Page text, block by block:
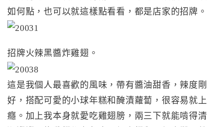
如何點，也可以就這樣點看看，都是店家的招牌。
招牌火辣黑醬炸雞翅。
這是我個人最喜歡的風味，帶有醬油甜香，辣度剛
好，搭配可愛的小球年糕和醃漬蘿蔔，很容易就上
癮。加上我本身就愛吃雞翅膀，兩三下就能啃得清